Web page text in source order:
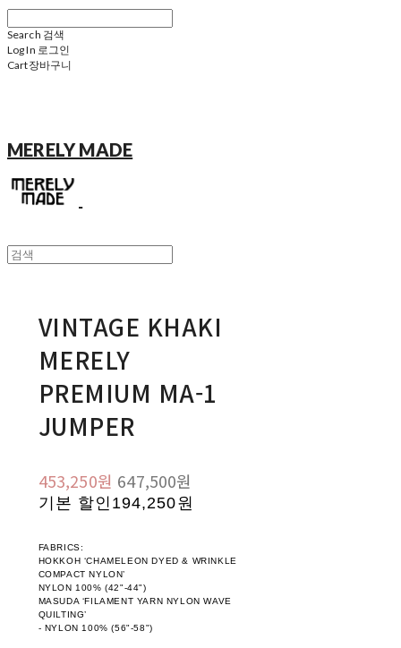
Search 검색
Log In 로그인
Cart장바구니
MERELY MADE
VINTAGE KHAKI
MERELY
PREMIUM MA-1
JUMPER
453,250원 647,500원
기본 할인 194,250원
FABRICS:
HOKKOH ‘CHAMELEON DYED & WRINKLE
COMPACT NYLON’
NYLON 100% (42"-44")
MASUDA ‘FILAMENT YARN NYLON WAVE
QUILTING’
- NYLON 100% (56"-58")